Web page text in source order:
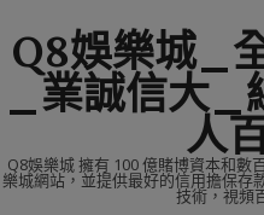
to
content
Q8娛樂城_
_業誠信大
人
Q8娛樂城 擁有 100 億賭博資本和數
樂城網站，並提供最好的信用擔保存
技術，視頻